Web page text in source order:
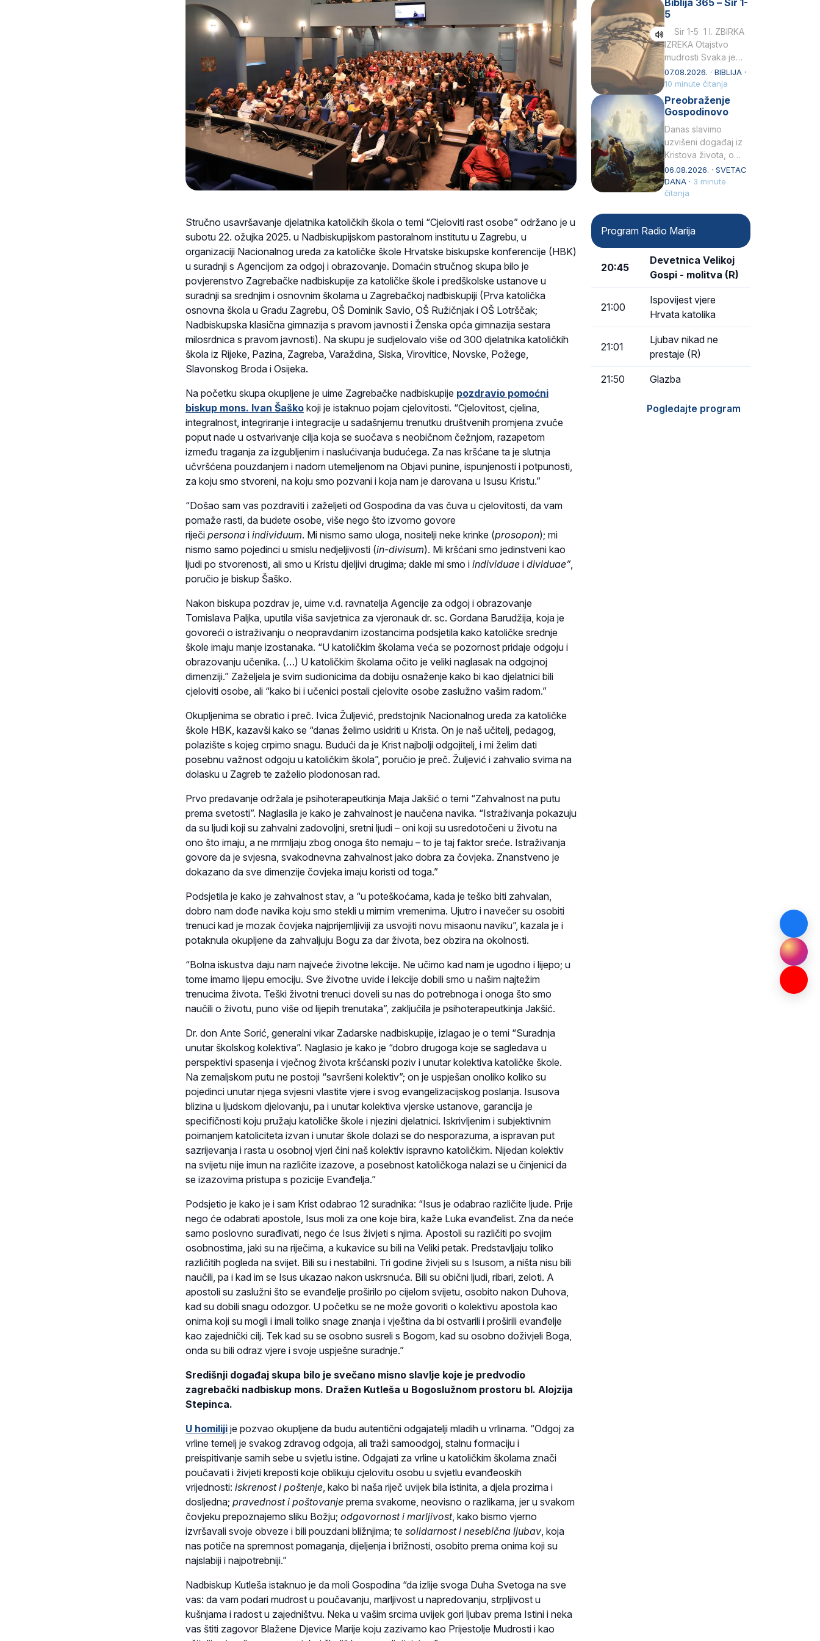
Stručno usavršavanje djelatnika katoličkih škola o temi “Cjeloviti rast osobe” održano je u
subotu 22. ožujka 2025. u Nadbiskupijskom pastoralnom institutu u Zagrebu, u
organizaciji Nacionalnog ureda za katoličke škole Hrvatske biskupske konferencije (HBK)
u suradnji s Agencijom za odgoj i obrazovanje. Domaćin stručnog skupa bilo je
povjerenstvo Zagrebačke nadbiskupije za katoličke škole i predškolske ustanove u
suradnji sa srednjim i osnovnim školama u Zagrebačkoj nadbiskupiji (Prva katolička
osnovna škola u Gradu Zagrebu, OŠ Dominik Savio, OŠ Ružičnjak i OŠ Lotrščak;
Nadbiskupska klasična gimnazija s pravom javnosti i Ženska opća gimnazija sestara
milosrdnica s pravom javnosti). Na skupu je sudjelovalo više od 300 djelatnika katoličkih
škola iz Rijeke, Pazina, Zagreba, Varaždina, Siska, Virovitice, Novske, Požege,
Slavonskog Broda i Osijeka.
Na početku skupa okupljene je uime Zagrebačke nadbiskupije pozdravio pomoćni
biskup mons. Ivan Šaško koji je istaknuo pojam cjelovitosti. “Cjelovitost, cjelina,
integralnost, integriranje i integracije u sadašnjemu trenutku društvenih promjena zvuče
poput nade u ostvarivanje cilja koja se suočava s neobičnom čežnjom, razapetom
između traganja za izgubljenim i naslućivanja budućega. Za nas kršćane ta je slutnja
učvršćena pouzdanjem i nadom utemeljenom na Objavi punine, ispunjenosti i potpunosti,
za koju smo stvoreni, na koju smo pozvani i koja nam je darovana u Isusu Kristu.”
“Došao sam vas pozdraviti i zaželjeti od Gospodina da vas čuva u cjelovitosti, da vam
pomaže rasti, da budete osobe, više nego što izvorno govore
riječi persona i individuum. Mi nismo samo uloga, nositelji neke krinke (prosopon); mi
nismo samo pojedinci u smislu nedjeljivosti (in-divisum). Mi kršćani smo jedinstveni kao
ljudi po stvorenosti, ali smo u Kristu djeljivi drugima; dakle mi smo i individuae i dividuae”,
poručio je biskup Šaško.
Nakon biskupa pozdrav je, uime v.d. ravnatelja Agencije za odgoj i obrazovanje
Tomislava Paljka, uputila viša savjetnica za vjeronauk dr. sc. Gordana Barudžija, koja je
govoreći o istraživanju o neopravdanim izostancima podsjetila kako katoličke srednje
škole imaju manje izostanaka. “U katoličkim školama veća se pozornost pridaje odgoju i
obrazovanju učenika. (…) U katoličkim školama očito je veliki naglasak na odgojnoj
dimenziji.” Zaželjela je svim sudionicima da dobiju osnaženje kako bi kao djelatnici bili
cjeloviti osobe, ali “kako bi i učenici postali cjelovite osobe zaslužno vašim radom.”
Okupljenima se obratio i preč. Ivica Žuljević, predstojnik Nacionalnog ureda za katoličke
škole HBK, kazavši kako se “danas želimo usidriti u Krista. On je naš učitelj, pedagog,
polazište s kojeg crpimo snagu. Budući da je Krist najbolji odgojitelj, i mi želim dati
posebnu važnost odgoju u katoličkim škola”, poručio je preč. Žuljević i zahvalio svima na
dolasku u Zagreb te zaželio plodonosan rad.
Prvo predavanje održala je psihoterapeutkinja Maja Jakšić o temi “Zahvalnost na putu
prema svetosti”. Naglasila je kako je zahvalnost je naučena navika. “Istraživanja pokazuju
da su ljudi koji su zahvalni zadovoljni, sretni ljudi – oni koji su usredotočeni u životu na
ono što imaju, a ne mrmljaju zbog onoga što nemaju – to je taj faktor sreće. Istraživanja
govore da je svjesna, svakodnevna zahvalnost jako dobra za čovjeka. Znanstveno je
dokazano da sve dimenzije čovjeka imaju koristi od toga.”
Podsjetila je kako je zahvalnost stav, a “u poteškoćama, kada je teško biti zahvalan,
dobro nam dođe navika koju smo stekli u mirnim vremenima. Ujutro i navečer su osobiti
trenuci kad je mozak čovjeka najprijemljiviji za usvojiti novu misaonu naviku”, kazala je i
potaknula okupljene da zahvaljuju Bogu za dar života, bez obzira na okolnosti.
“Bolna iskustva daju nam najveće životne lekcije. Ne učimo kad nam je ugodno i lijepo; u
tome imamo lijepu emociju. Sve životne uvide i lekcije dobili smo u našim najtežim
trenucima života. Teški životni trenuci doveli su nas do potrebnoga i onoga što smo
naučili o životu, puno više od lijepih trenutaka”, zaključila je psihoterapeutkinja Jakšić.
Dr. don Ante Sorić, generalni vikar Zadarske nadbiskupije, izlagao je o temi “Suradnja
unutar školskog kolektiva”. Naglasio je kako je “dobro drugoga koje se sagledava u
perspektivi spasenja i vječnog života kršćanski poziv i unutar kolektiva katoličke škole.
Na zemaljskom putu ne postoji “savršeni kolektiv”; on je uspješan onoliko koliko su
pojedinci unutar njega svjesni vlastite vjere i svog evangelizacijskog poslanja. Isusova
blizina u ljudskom djelovanju, pa i unutar kolektiva vjerske ustanove, garancija je
specifičnosti koju pružaju katoličke škole i njezini djelatnici. Iskrivljenim i subjektivnim
poimanjem katoliciteta izvan i unutar škole dolazi se do nesporazuma, a ispravan put
sazrijevanja i rasta u osobnoj vjeri čini naš kolektiv ispravno katoličkim. Nijedan kolektiv
na svijetu nije imun na različite izazove, a posebnost katoličkoga nalazi se u činjenici da
se izazovima pristupa s pozicije Evanđelja.”
Podsjetio je kako je i sam Krist odabrao 12 suradnika: “Isus je odabrao različite ljude. Prije
nego će odabrati apostole, Isus moli za one koje bira, kaže Luka evanđelist. Zna da neće
samo poslovno surađivati, nego će Isus živjeti s njima. Apostoli su različiti po svojim
osobnostima, jaki su na riječima, a kukavice su bili na Veliki petak. Predstavljaju toliko
različitih pogleda na svijet. Bili su i nestabilni. Tri godine živjeli su s Isusom, a ništa nisu bili
naučili, pa i kad im se Isus ukazao nakon uskrsnuća. Bili su obični ljudi, ribari, zeloti. A
apostoli su zaslužni što se evanđelje proširilo po cijelom svijetu, osobito nakon Duhova,
kad su dobili snagu odozgor. U početku se ne može govoriti o kolektivu apostola kao
onima koji su mogli i imali toliko snage znanja i vještina da bi ostvarili i proširili evanđelje
kao zajednički cilj. Tek kad su se osobno susreli s Bogom, kad su osobno doživjeli Boga,
onda su bili odraz vjere i svoje uspješne suradnje.”
Središnji događaj skupa bilo je svečano misno slavlje koje je predvodio
zagrebački nadbiskup mons. Dražen Kutleša u Bogoslužnom prostoru bl. Alojzija
Stepinca.
U homiliji je pozvao okupljene da budu autentični odgajatelji mladih u vrlinama. “Odgoj za
vrline temelj je svakog zdravog odgoja, ali traži samoodgoj, stalnu formaciju i
preispitivanje samih sebe u svjetlu istine. Odgajati za vrline u katoličkim školama znači
poučavati i živjeti kreposti koje oblikuju cjelovitu osobu u svjetlu evanđeoskih
vrijednosti: iskrenost i poštenje , kako bi naša riječ uvijek bila istinita, a djela prozirna i
dosljedna; pravednost i poštovanje prema svakome, neovisno o razlikama, jer u svakom
čovjeku prepoznajemo sliku Božju; odgovornost i marljivost, kako bismo vjerno
izvršavali svoje obveze i bili pouzdani bližnjima; te solidarnost i nesebična ljubav , koja
nas potiče na spremnost pomaganja, dijeljenja i brižnosti, osobito prema onima koji su
najslabiji i najpotrebniji.”
Nadbiskup Kutleša istaknuo je da moli Gospodina “da izlije svoga Duha Svetoga na sve
vas: da vam podari mudrost u poučavanju, marljivost u napredovanju, strpljivost u
kušnjama i radost u zajedništvu. Neka u vašim srcima uvijek gori ljubav prema Istini i neka
vas štiti zagovor Blažene Djevice Marije koju zazivamo kao Prijestolje Mudrosti i kao
rođenjem Grk.
Obnovio je odnose s
afričkim…
Biblija 365 – Sir 1-
5
Sir 1-5 1 I. ZBIRKA
IZREKA Otajstvo
mudrosti Svaka je
mudrost od Gospoda
i s njime je dovijeka.2
Tko će…
07.08.2026. · BIBLIJA ·
10 minute čitanja
Preobraženje
Gospodinovo
Danas slavimo
uzvišeni događaj iz
Kristova života, o
kojem nas izvješćuju
evanđelisti Matej,
Marko i Luka te sveti
06.08.2026. · SVETAC
DANA · 3 minute
čitanja
Program Radio Marija
20:45
Devetnica Velikoj
Gospi - molitva (R)
21:00
Ispovijest vjere
Hrvata katolika
21:01
Ljubav nikad ne
prestaje (R)
21:50 Glazba
Pogledajte program